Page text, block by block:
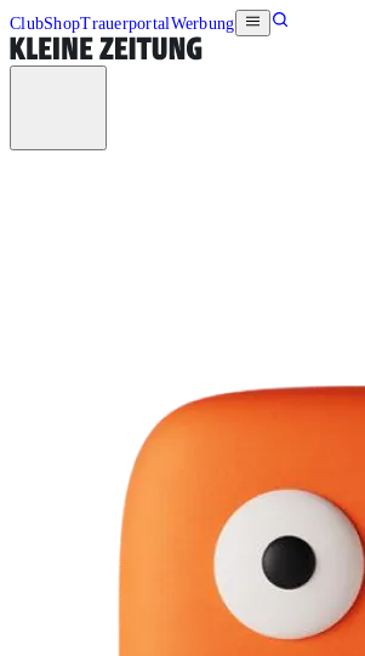
ClubShopTrauerportalWerbung